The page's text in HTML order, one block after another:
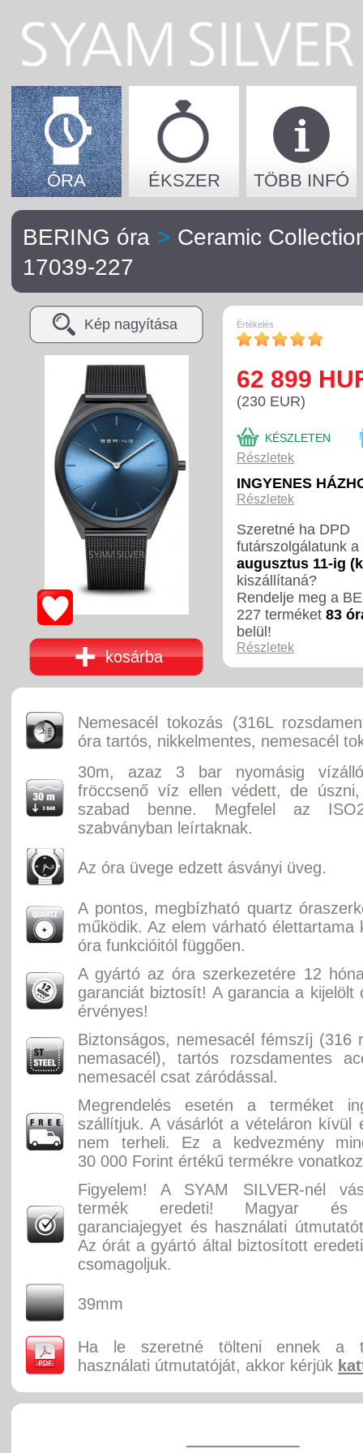
ÓRA ÉKSZER TÖBB INFÓ
BERING óra > Ceramic
17039-227
Értékelés
62 899
(230 EUR)
KÉSZLETEN
Részletek
INGYENES
Részletek
Szeretné ha DPD
futárszolgálatunk a
augusztus 11-ig
kiszállítaná?
Rendelje meg a
227 terméket 83
belül!
Részletek
Kép nagyítása
kosárba
Nemesacél tokozás (316L
óra tartós, nikkelmentes, nemesacél
30m, azaz 3 bar nyomásig
fröccsenő víz ellen védett, de
szabad benne. Megfelel az
szabványban leírtaknak.
Az óra üvege edzett ásványi üveg.
A pontos, megbízható quartz
működik. Az elem várható élettartama
óra funkcióitól függően.
A gyártó az óra szerkezetére 12
garanciát biztosít! A garancia a kijelölt
érvényes!
Biztonságos, nemesacél fémszíj (316
nemasacél), tartós rozsdamentes
nemesacél csat záródással.
Megrendelés esetén a terméket
szállítjuk. A vásárlót a vételáron kívül
nem terheli. Ez a kedvezmény
30 000 Forint értékű termékre
Figyelem! A SYAM SILVER-nél
termék eredeti! Magyar és
garanciajegyet és használati
Az órát a gyártó által biztosított
csomagoljuk.
39mm
Ha le szeretné tölteni ennek a
használati útmutatóját, akkor kérjük